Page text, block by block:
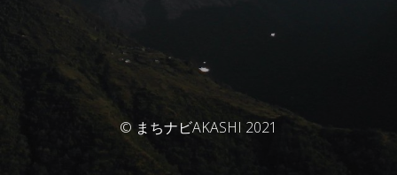
© まちナビAKASHI 2021